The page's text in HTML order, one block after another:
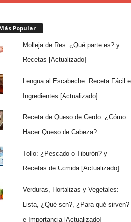
Popular
Molleja de Res: ¿Qué parte es? y
Recetas [Actualizado]
Lengua al Escabeche: Receta Fácil e
Ingredientes [Actualizado]
Receta de Queso de Cerdo: ¿Cómo
Hacer Queso de Cabeza?
Tollo: ¿Pescado o Tiburón? y
Recetas de Comida [Actualizado]
Verduras, Hortalizas y Vegetales:
Lista, ¿Qué son?, ¿Para qué sirven?
e Importancia [Actualizado]